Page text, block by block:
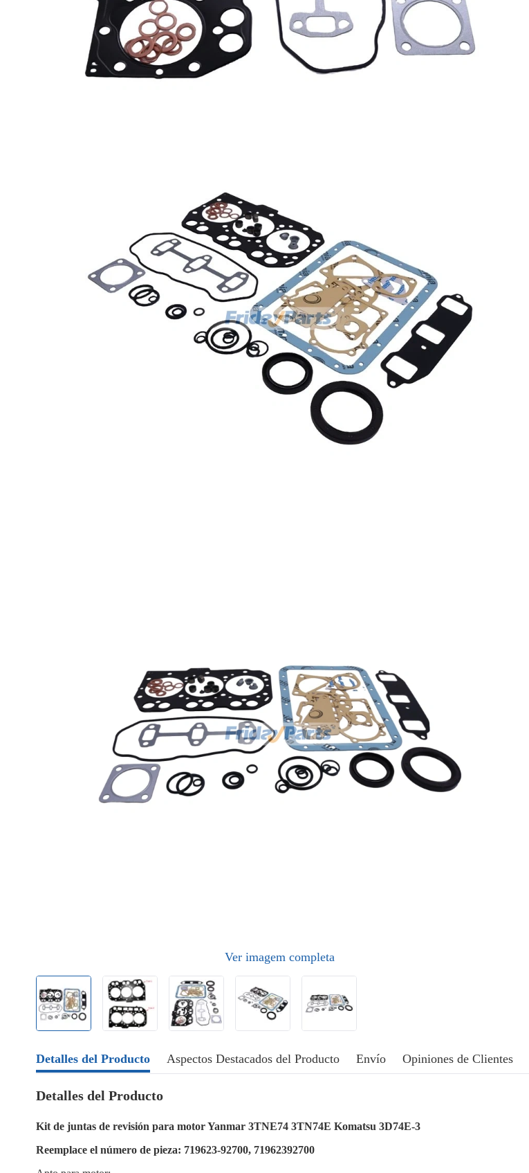
Ver imagem completa
Detalles del Producto Aspectos Destacados del Producto Envío Opiniones de Clientes
Detalles del Producto
Kit de juntas de revisión para motor Yanmar 3TNE74 3TN74E Komatsu 3D74E-3
Reemplace el número de pieza: 719623-92700, 71962392700